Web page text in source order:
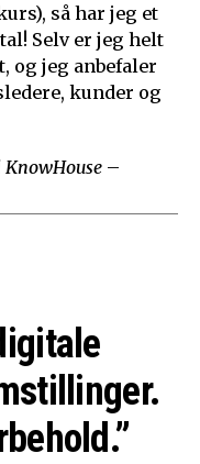
så har jeg et
Selv er jeg helt
og jeg anbefaler
kunder og
–